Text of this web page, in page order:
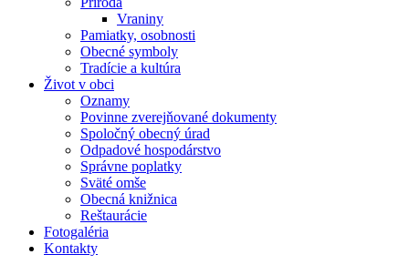
Vraniny
Pamiatky, osobnosti
Obecné symboly
Tradície a kultúra
Život v obci
Oznamy
Povinne zverejňované dokumenty
Spoločný obecný úrad
Odpadové hospodárstvo
Správne poplatky
Sväté omše
Obecná knižnica
Reštaurácie
Fotogaléria
Kontakty